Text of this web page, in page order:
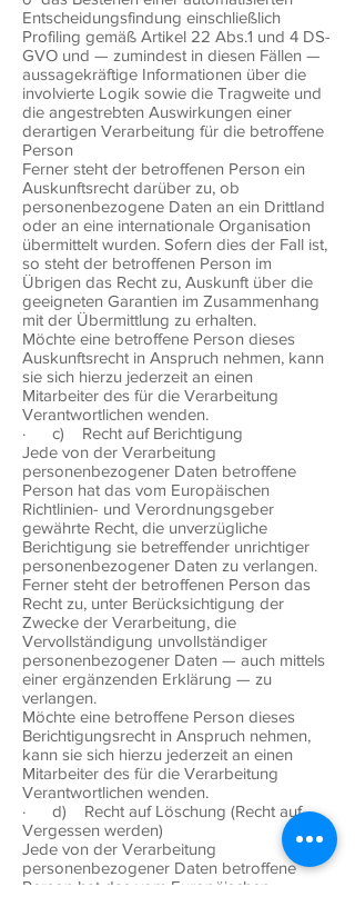
Entscheidungsfindung einschließlich
Profiling gemäß Artikel 22 Abs.1 und 4 DS-
GVO und — zumindest in diesen Fällen —
aussagekräftige Informationen über die
involvierte Logik sowie die Tragweite und
die angestrebten Auswirkungen einer
derartigen Verarbeitung für die betroffene
Person
Ferner steht der betroffenen Person ein
Auskunftsrecht darüber zu, ob
personenbezogene Daten an ein Drittland
oder an eine internationale Organisation
übermittelt wurden. Sofern dies der Fall ist,
so steht der betroffenen Person im
Übrigen das Recht zu, Auskunft über die
geeigneten Garantien im Zusammenhang
mit der Übermittlung zu erhalten.
Möchte eine betroffene Person dieses
Auskunftsrecht in Anspruch nehmen, kann
sie sich hierzu jederzeit an einen
Mitarbeiter des für die Verarbeitung
Verantwortlichen wenden.
· c) Recht auf Berichtigung
Jede von der Verarbeitung
personenbezogener Daten betroffene
Person hat das vom Europäischen
Richtlinien- und Verordnungsgeber
gewährte Recht, die unverzügliche
Berichtigung sie betreffender unrichtiger
personenbezogener Daten zu verlangen.
Ferner steht der betroffenen Person das
Recht zu, unter Berücksichtigung der
Zwecke der Verarbeitung, die
Vervollständigung unvollständiger
personenbezogener Daten — auch mittels
einer ergänzenden Erklärung — zu
verlangen.
Möchte eine betroffene Person dieses
Berichtigungsrecht in Anspruch nehmen,
kann sie sich hierzu jederzeit an einen
Mitarbeiter des für die Verarbeitung
Verantwortlichen wenden.
· d) Recht auf Löschung (Recht auf
Vergessen werden)
Jede von der Verarbeitung
personenbezogener Daten betroffene
Person hat das vom Europäischen